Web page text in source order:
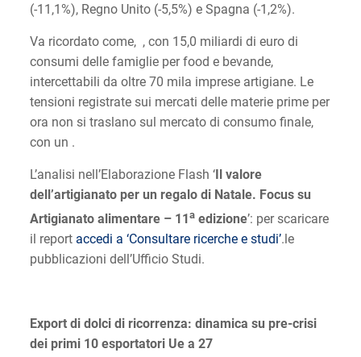
(-11,1%), Regno Unito (-5,5%) e Spagna (-1,2%).
Va ricordato come, , con 15,0 miliardi di euro di
consumi delle famiglie per food e bevande,
intercettabili da oltre 70 mila imprese artigiane. Le
tensioni registrate sui mercati delle materie prime per
ora non si traslano sul mercato di consumo finale,
con un .
L’analisi nell’Elaborazione Flash ‘Il valore
dell’artigianato per un regalo di Natale. Focus su
Artigianato alimentare – 11aedizione’: per scaricare
il report accedi a ‘Consultare ricerche e studi’.le
pubblicazioni dell’Ufficio Studi.
Export di dolci di ricorrenza: dinamica su pre-crisi
dei primi 10 esportatori Ue a 27